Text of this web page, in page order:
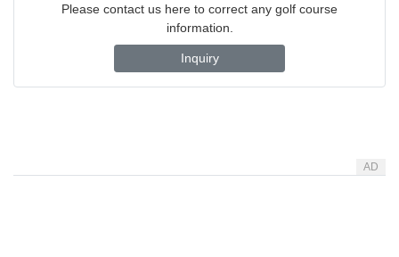
Please contact us here to correct any golf course
information.
Inquiry
AD